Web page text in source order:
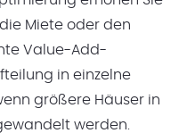
Miete oder den
Value-Add-
in einzelne
größere Häuser in
werden.